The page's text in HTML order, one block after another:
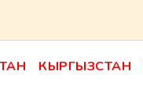
КЫРГЫЗСТАН